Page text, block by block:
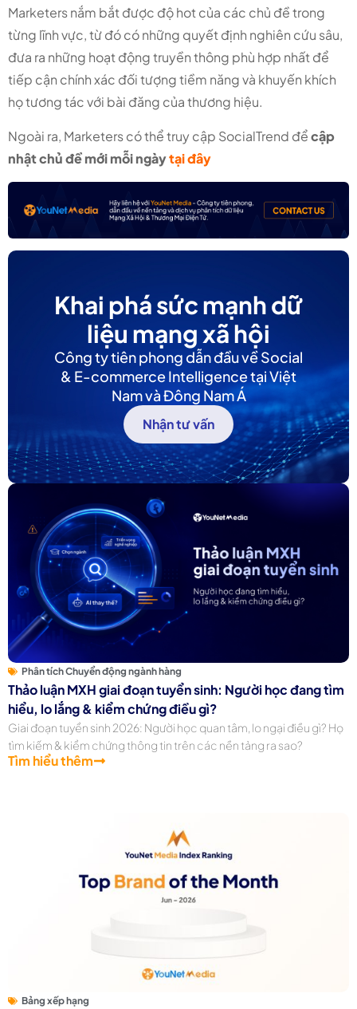
Marketers nắm bắt được độ hot của các chủ đề trong
từng lĩnh vực, từ đó có những quyết định nghiên cứu sâu,
đưa ra những hoạt động truyền thông phù hợp nhất để
tiếp cận chính xác đối tượng tiềm năng và khuyến khích
họ tương tác với bài đăng của thương hiệu.
Ngoài ra, Marketers có thể truy cập SocialTrend đểcập
nhật chủ đề mới mỗi ngàytại đây
Khai phá sức mạnh dữ
liệu mạng xã hội
Công ty tiên phong dẫn đầu về Social
& E-commerce Intelligence tại Việt
Nam và Đông Nam Á
Nhận tư vấn
Phân tích Chuyển động ngành hàng
Thảo luận MXH giai đoạn tuyển sinh: Người học đang tìm
hiểu, lo lắng & kiểm chứng điều gì?
Giai đoạn tuyển sinh 2026: Người học quan tâm, lo ngại điều gì? Họ
tìm kiếm & kiểm chứng thông tin trên các nền tảng ra sao?
Tìm hiểu thêm
Bảng xếp hạng